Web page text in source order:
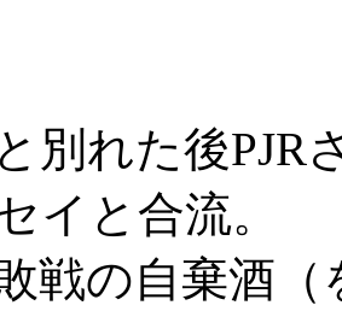
別れた後PJR
イと合流。
戦の自棄酒（